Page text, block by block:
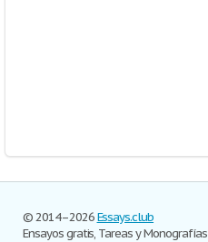
© 2014–2026Essays.club
Ensayos gratis, Tareas y Monografías